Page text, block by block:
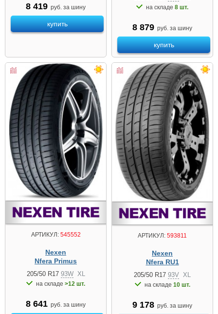
8 419 руб. за шину
купить
на складе 8 шт.
8 879 руб. за шину
купить
АРТИКУЛ:545552
Nexen
Nfera Primus
205/50 R17 93W XL
на складе >12 шт.
8 641 руб. за шину
АРТИКУЛ: 593811
Nexen
Nfera RU1
205/50 R17 93V XL
на складе 10 шт.
9 178 руб. за шину